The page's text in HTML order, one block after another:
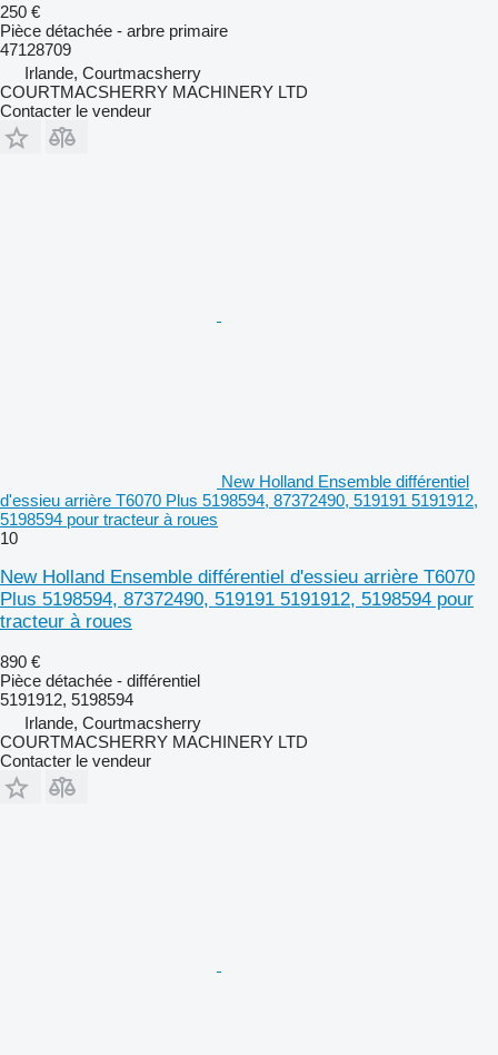
250 €
Pièce détachée - arbre primaire
47128709
Irlande, Courtmacsherry
COURTMACSHERRY MACHINERY LTD
Contacter le vendeur
New Holland Ensemble différentiel
d'essieu arrière T6070 Plus 5198594, 87372490, 519191 5191912,
5198594 pour tracteur à roues
10
New Holland Ensemble différentiel d'essieu arrière T6070
Plus 5198594, 87372490, 519191 5191912, 5198594 pour
tracteur à roues
890 €
Pièce détachée - différentiel
5191912, 5198594
Irlande, Courtmacsherry
COURTMACSHERRY MACHINERY LTD
Contacter le vendeur